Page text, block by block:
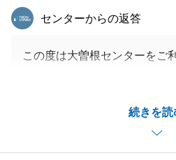
続きを読
東急リバブル
センターからの返答
この度は大曽根センターをご
が無事にお引き渡しまで完了
また何かご相談がございまし
ください。